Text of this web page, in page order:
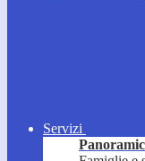
Servizi